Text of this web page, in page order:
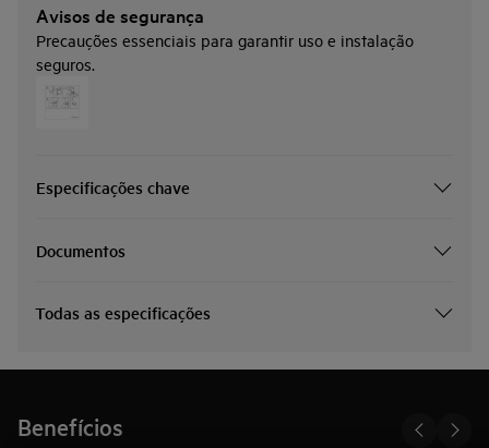
Avisos de segurança
Precauções essenciais para garantir uso e instalação
seguros.
Especificações chave
Documentos
Todas as especificações
Benefícios